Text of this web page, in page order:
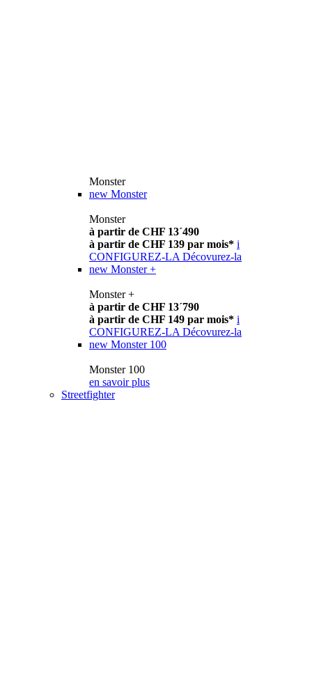
Monster
new Monster
Monster
à partir de CHF 13´490
à partir de CHF 139 par mois* i
CONFIGUREZ-LA Décovurez-la
new Monster +
Monster +
à partir de CHF 13´790
à partir de CHF 149 par mois* i
CONFIGUREZ-LA Décovurez-la
new Monster 100
Monster 100
en savoir plus
Streetfighter